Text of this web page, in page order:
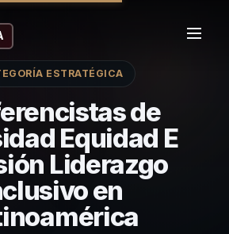
ESTRATÉGICA
de
Equidad E
Liderazgo
en